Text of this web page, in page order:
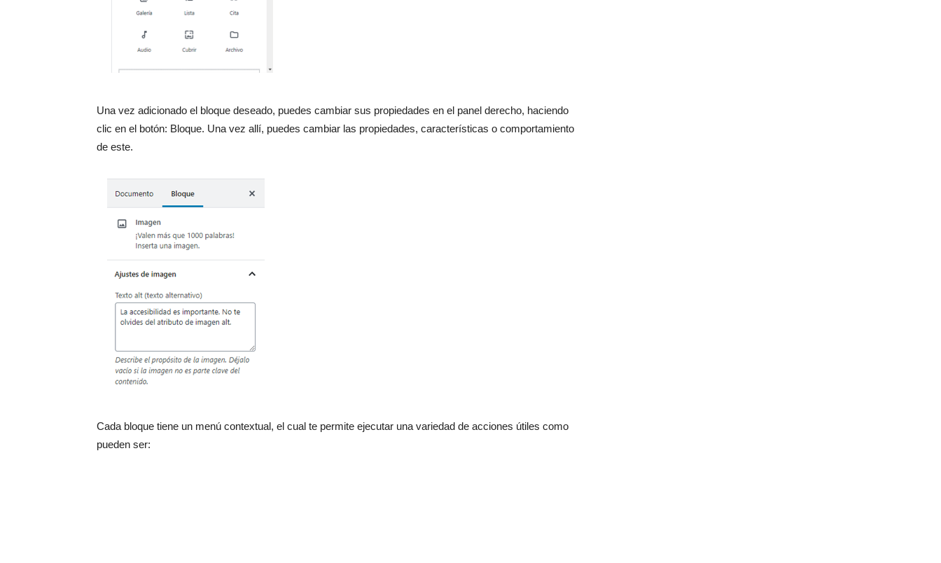
Una vez adicionado el bloque deseado, puedes cambiar sus propiedades en el panel derecho, haciendo
clic en el botón: Bloque. Una vez allí, puedes cambiar las propiedades, características o comportamiento
de este.
Cada bloque tiene un menú contextual, el cual te permite ejecutar una variedad de acciones útiles como
pueden ser: